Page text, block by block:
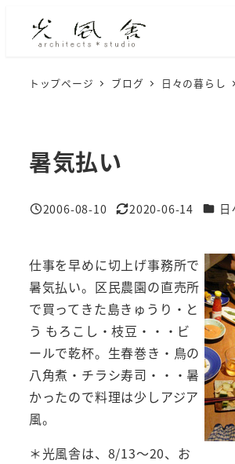
トップページ ブログ 日々の暮らし
暑気払い
投稿日
2006-08-10
更新日
2020-06-14 カテ日
仕事を早めに切上げ事務所で
暑気払い。区民農園の直売所
で買ってきた島きゅうり・と
う もろこし・枝豆・・・ビ
ールで乾杯。生春巻き・鳥の
八角煮・チラシ寿司・・・暑
かったので料理は少しアジア
風。
＊光風舎は、8/13～20、お